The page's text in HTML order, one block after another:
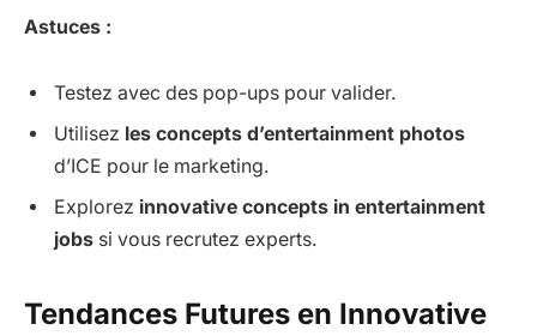
Astuces :
Testez avec des pop-ups pour valider.
Utilisez les concepts d’entertainment photos
d’ICE pour le marketing.
Explorez innovative concepts in entertainment
jobs si vous recrutez experts.
Tendances Futures en Innovative